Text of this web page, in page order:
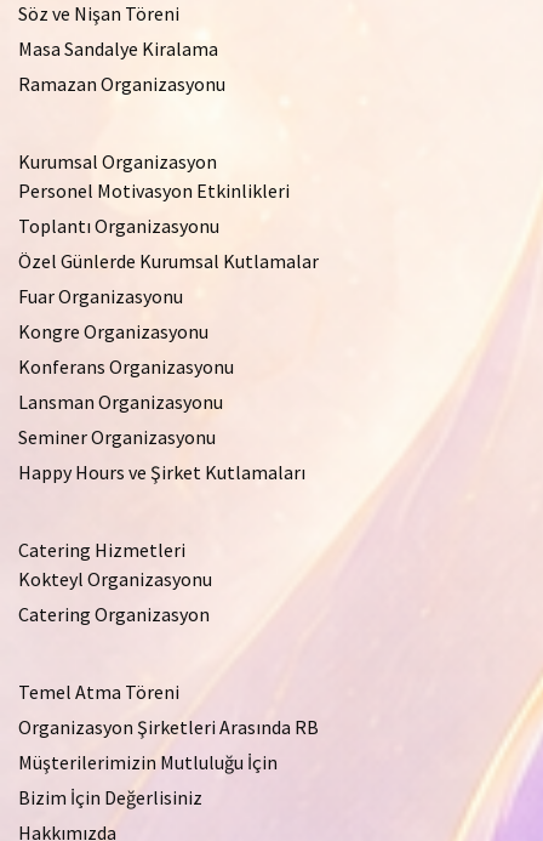
Söz ve Nişan Töreni
Masa Sandalye Kiralama
Ramazan Organizasyonu
Kurumsal Organizasyon
Personel Motivasyon Etkinlikleri
Toplantı Organizasyonu
Özel Günlerde Kurumsal Kutlamalar
Fuar Organizasyonu
Kongre Organizasyonu
Konferans Organizasyonu
Lansman Organizasyonu
Seminer Organizasyonu
Happy Hours ve Şirket Kutlamaları
Catering Hizmetleri
Kokteyl Organizasyonu
Catering Organizasyon
Temel Atma Töreni
Organizasyon Şirketleri Arasında RB
Müşterilerimizin Mutluluğu İçin
Bizim İçin Değerlisiniz
Hakkımızda